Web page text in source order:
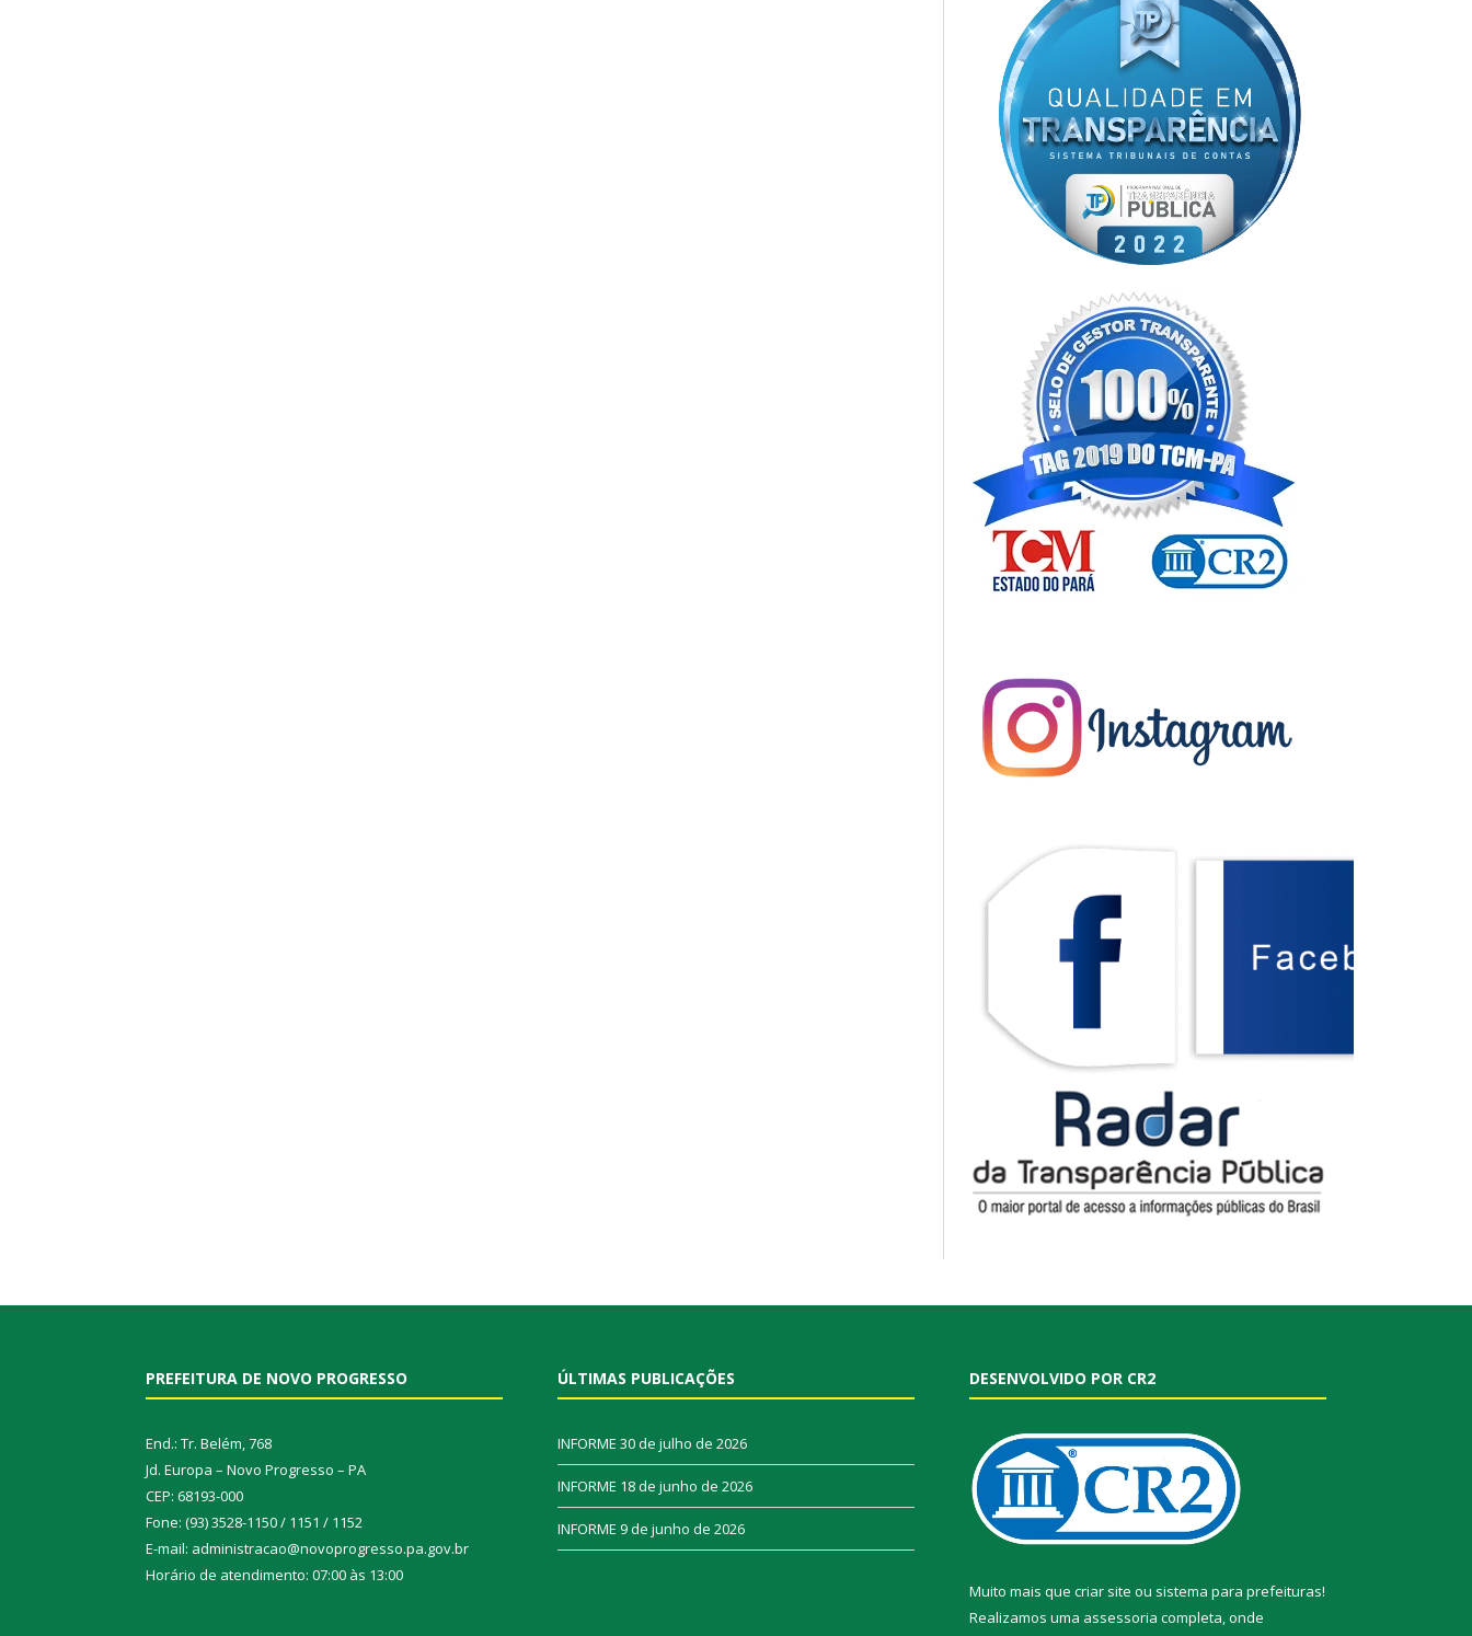
PREFEITURA DE NOVO PROGRESSO
End.: Tr. Belém, 768
Jd. Europa – Novo Progresso – PA
CEP: 68193-000
Fone: (93) 3528-1150 / 1151 / 1152
E-mail: administracao@novoprogresso.pa.gov.br
Horário de atendimento: 07:00 às 13:00
ÚLTIMAS PUBLICAÇÕES
INFORME 30 de julho de 2026
INFORME 18 de junho de 2026
INFORME 9 de junho de 2026
DESENVOLVIDO POR CR2
Muito mais que criar site ou sistema para prefeituras!
Realizamos uma assessoria completa, onde